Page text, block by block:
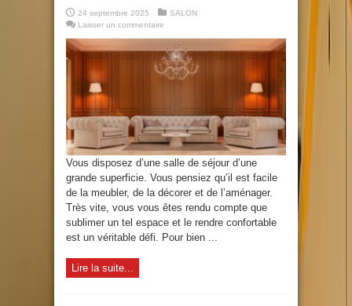
24 septembre 2025
SALON
Laisser un commentaire
Vous disposez d’une salle de séjour d’une
grande superficie. Vous pensiez qu’il est facile
de la meubler, de la décorer et de l’aménager.
Très vite, vous vous êtes rendu compte que
sublimer un tel espace et le rendre confortable
est un véritable défi. Pour bien ...
Lire la suite...